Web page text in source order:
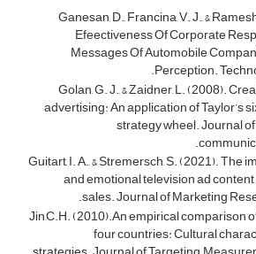
Ganesan, D., Francina, V. J., &
Efeectiveness Of Corporate
Messages Of Automobile
Perception.
Golan, G. J., & Zaidner, L. (2008).
advertising: An application of Taylor’s
strategy wheel. Journal
Guitart, I. A., & Stremersch, S. (2021). The
and emotional television ad
sales. Journal of Marketing
Jin,C.H. (2010).An empirical comparison
four countries: Cultural